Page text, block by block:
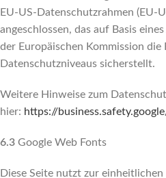
EU-US-Datenschutzrahmen (EU-
angeschlossen, das auf Basis
der Europäischen Kommission die
Datenschutzniveaus sicherstellt.
Weitere Hinweise zum
hier: https://business.safety.google
6.3 Google Web Fonts
Diese Seite nutzt zur